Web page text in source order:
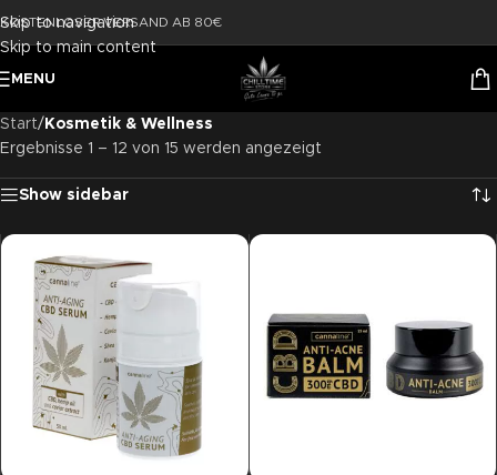
Skip to navigation
Skip to main content
KOSTENLOSER VERSAND AB 80€
MENU
Start/ Kosmetik & Wellness
Ergebnisse 1 – 12 von 15 werden angezeigt
Show sidebar